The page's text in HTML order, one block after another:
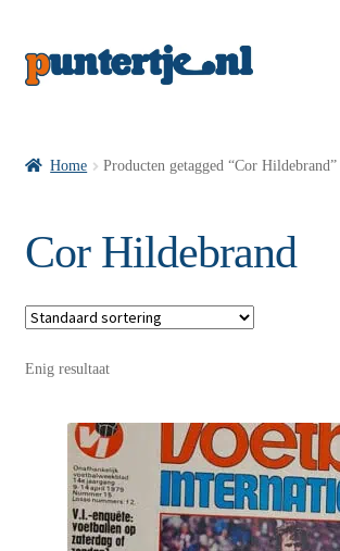
VI’s met Posters
Wie is puntertje
Puntertjes
Home Producten getagged “Cor Hildebrand”
Cor Hildebrand
Enig resultaat